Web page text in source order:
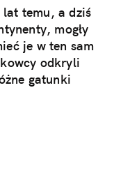
lat temu, a dziś
mogły
je w ten sam
odkryli
gatunki